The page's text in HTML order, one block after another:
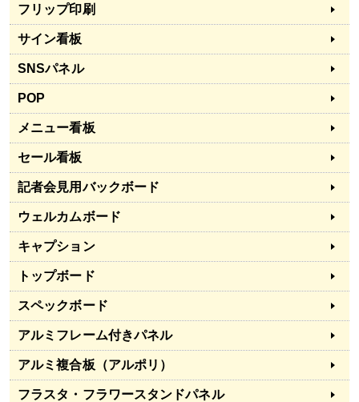
フリップ印刷
サイン看板
SNSパネル
POP
メニュー看板
セール看板
記者会見用バックボード
ウェルカムボード
キャプション
トップボード
スペックボード
アルミフレーム付きパネル
アルミ複合板（アルポリ）
フラスタ・フラワースタンドパネル